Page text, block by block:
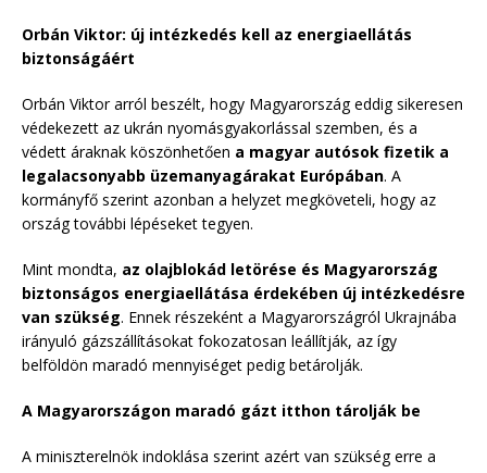
Orbán Viktor: új intézkedés kell az energiaellátás
biztonságáért
Orbán Viktor arról beszélt, hogy Magyarország eddig sikeresen
védekezett az ukrán nyomásgyakorlással szemben, és a
védett áraknak köszönhetően a magyar autósok fizetik a
legalacsonyabb üzemanyagárakat Európában. A
kormányfő szerint azonban a helyzet megköveteli, hogy az
ország további lépéseket tegyen.
Mint mondta, az olajblokád letörése és Magyarország
biztonságos energiaellátása érdekében új intézkedésre
van szükség. Ennek részeként a Magyarországról Ukrajnába
irányuló gázszállításokat fokozatosan leállítják, az így
belföldön maradó mennyiséget pedig betárolják.
A Magyarországon maradó gázt itthon tárolják be
A miniszterelnök indoklása szerint azért van szükség erre a